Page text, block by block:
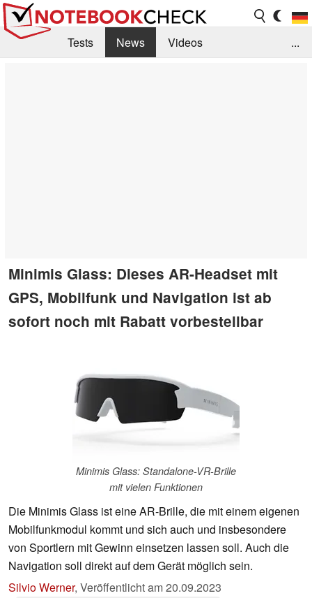
Tests News
Videos
...
Minimis Glass: Dieses AR-Headset mit
GPS, Mobilfunk und Navigation ist ab
sofort noch mit Rabatt vorbestellbar
Minimis Glass: Standalone-VR-Brille
mit vielen Funktionen
Die Minimis Glass ist eine AR-Brille, die mit einem eigenen
Mobilfunkmodul kommt und sich auch und insbesondere
von Sportlern mit Gewinn einsetzen lassen soll. Auch die
Navigation soll direkt auf dem Gerät möglich sein.
Silvio Werner, Veröffentlicht am20.09.2023